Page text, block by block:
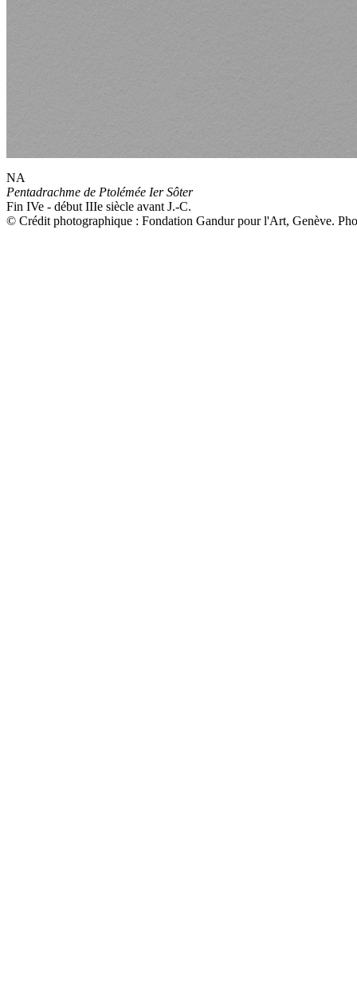
NA
Pentadrachme de Ptolémée Ier Sôter
Fin IVe - début IIIe siècle avant J.-C.
© Crédit photographique : Fondation Gandur pour l'Art, Genève.